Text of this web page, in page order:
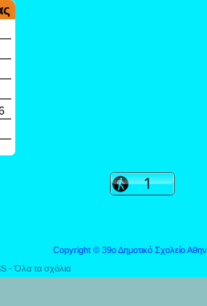
Copyright © 39ο Δημοτικό Σχολείο
- Όλα τα σχόλια